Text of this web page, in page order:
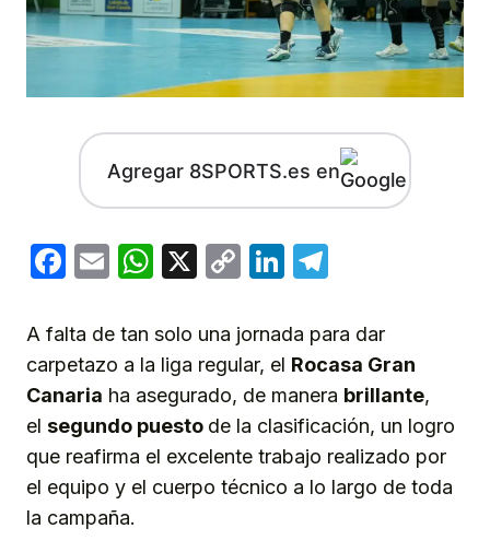
Agregar 8SPORTS.es en
Facebook
EmailWhatsApp
X
CopyLinkedIn
A falta de tan solo una jornada para dar
carpetazo a la liga regular, el Rocasa Gran
Canaria ha asegurado, de manera brillante,
el segundo puesto de la clasificación, un logro
que reafirma el excelente trabajo realizado por
el equipo y el cuerpo técnico a lo largo de toda
la campaña.